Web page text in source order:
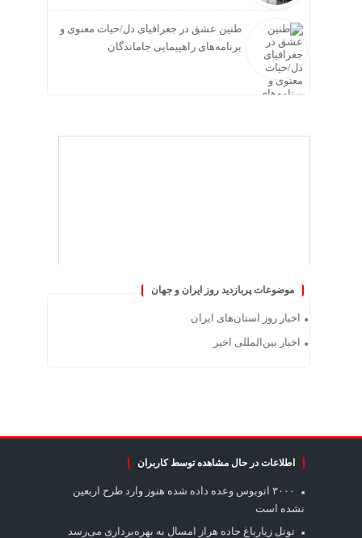
طنین عشق در جغرافیای دل/حیات معنوی و
برنامه‌های راهپیمایی جاماندگان
موضوعات پربازدید روز ایران و جهان
اخبار روز استان‌های ایران
اخبار بین‌المللی اخیر
اطلاعات در حال مشاهده توسط کاربران
۳۰۰۰ اتوبوس وعده داده شده هنوز وارد طرح اربعین
نشده است
تونل زیارباغ جاده هراز امسال به بهره‌برداری می‌رسد